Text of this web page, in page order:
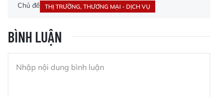
Chủ đề THỊ TRƯỜNG, THƯƠNG MẠI - DỊCH VỤ
BÌNH LUẬN